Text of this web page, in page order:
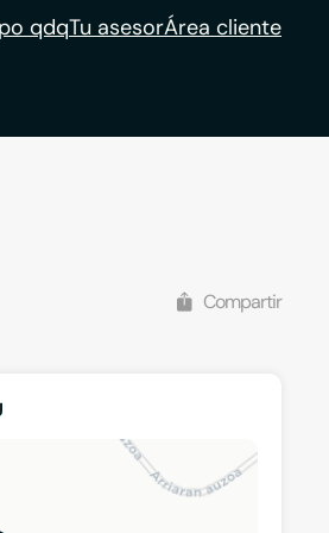
qdqTu asesorÁrea cliente
Compartir